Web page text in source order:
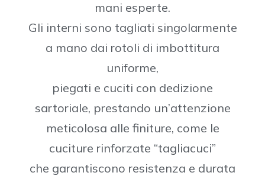
mani esperte.
Gli interni sono tagliati singolarmente
a mano dai rotoli di imbottitura
uniforme,
piegati e cuciti con dedizione
sartoriale, prestando un’attenzione
meticolosa alle finiture, come le
cuciture rinforzate “tagliacuci”
che garantiscono resistenza e durata